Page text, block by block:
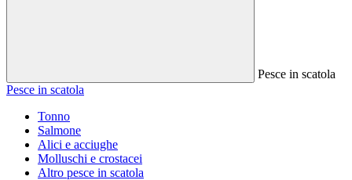
Pesce in scatola
Pesce in scatola
Tonno
Salmone
Alici e acciughe
Molluschi e crostacei
Altro pesce in scatola